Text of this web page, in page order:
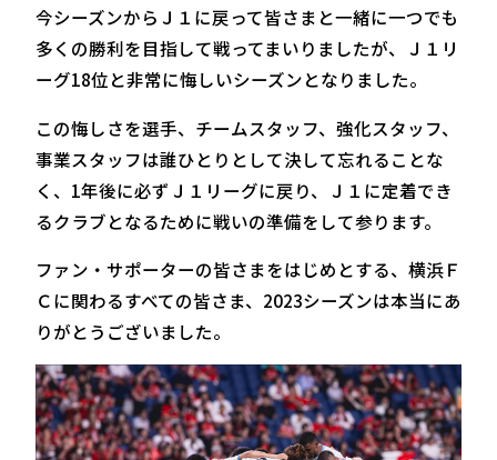
今シーズンからＪ１に戻って皆さまと一緒に一つでも
多くの勝利を目指して戦ってまいりましたが、Ｊ１リ
ーグ18位と非常に悔しいシーズンとなりました。
この悔しさを選手、チームスタッフ、強化スタッフ、
事業スタッフは誰ひとりとして決して忘れることな
く、1年後に必ずＪ１リーグに戻り、Ｊ１に定着でき
るクラブとなるために戦いの準備をして参ります。
ファン・サポーターの皆さまをはじめとする、横浜Ｆ
Ｃに関わるすべての皆さま、2023シーズンは本当にあ
りがとうございました。